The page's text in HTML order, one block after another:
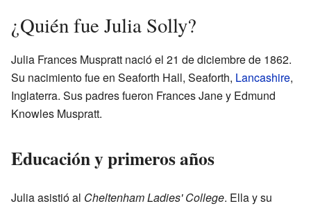
¿Quién fue Julia Solly?
Julia Frances Muspratt nació el 21 de diciembre de 1862.
Su nacimiento fue en Seaforth Hall, Seaforth, Lancashire,
Inglaterra. Sus padres fueron Frances Jane y Edmund
Knowles Muspratt.
Educación y primeros años
Julia asistió al Cheltenham Ladies' College. Ella y su